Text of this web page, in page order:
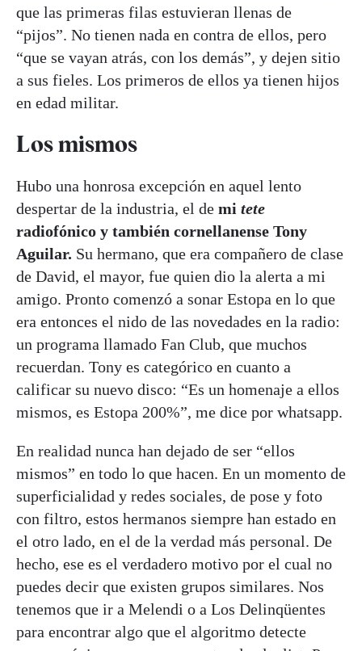
que las primeras filas estuvieran llenas de
“pijos”. No tienen nada en contra de ellos, pero
“que se vayan atrás, con los demás”, y dejen sitio
a sus fieles. Los primeros de ellos ya tienen hijos
en edad militar.
Los mismos
Hubo una honrosa excepción en aquel lento
despertar de la industria, el de mi tete
radiofónico y también cornellanense Tony
Aguilar. Su hermano, que era compañero de clase
de David, el mayor, fue quien dio la alerta a mi
amigo. Pronto comenzó a sonar Estopa en lo que
era entonces el nido de las novedades en la radio:
un programa llamado Fan Club, que muchos
recuerdan. Tony es categórico en cuanto a
calificar su nuevo disco: “Es un homenaje a ellos
mismos, es Estopa 200%”, me dice por whatsapp.
En realidad nunca han dejado de ser “ellos
mismos” en todo lo que hacen. En un momento de
superficialidad y redes sociales, de pose y foto
con filtro, estos hermanos siempre han estado en
el otro lado, en el de la verdad más personal. De
hecho, ese es el verdadero motivo por el cual no
puedes decir que existen grupos similares. Nos
tenemos que ir a Melendi o a Los Delinqüentes
para encontrar algo que el algoritmo detecte